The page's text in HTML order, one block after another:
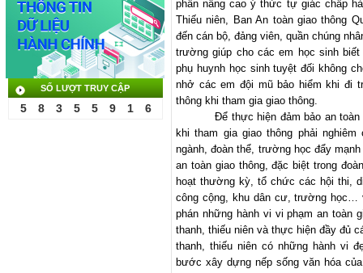
SỐ LƯỢT TRUY CẬP
5 8 3 5 5 9 1 6
phần nâng cao ý thức tự giác chấp
Thiếu niên, Ban An toàn giao thông
đến cán bộ, đảng viên, quần chúng
trường giúp cho các em học sinh
phụ huynh học sinh tuyệt đối không
nhở các em đội mũ bảo hiểm khi đi
thông khi tham gia giao thông.
Để thực hiện đảm bảo an
khi tham gia giao thông phải
ngành, đoàn thể, trường học đẩy
an toàn giao thông, đặc biệt trong
hoạt thường kỳ, tổ chức các hội thi,
công cộng, khu dân cư, trường học…
phán những hành vi vi phạm an toàn
thanh, thiếu niên và thực hiện đầy đủ
thanh, thiếu niên có những hành vi
bước xây dựng nếp sống văn hóa